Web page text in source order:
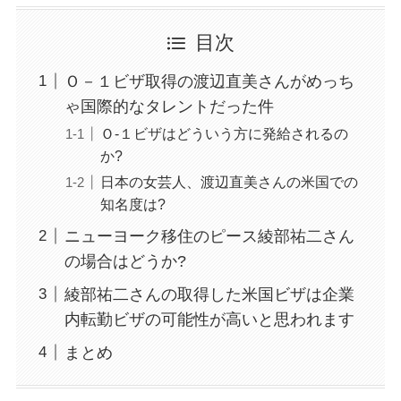
目次
Ｏ－１ビザ取得の渡辺直美さんがめっち
ゃ国際的なタレントだった件
Ｏ-１ビザはどういう方に発給されるの
か?
日本の女芸人、渡辺直美さんの米国での
知名度は?
ニューヨーク移住のピース綾部祐二さん
の場合はどうか?
綾部祐二さんの取得した米国ビザは企業
内転勤ビザの可能性が高いと思われます
まとめ